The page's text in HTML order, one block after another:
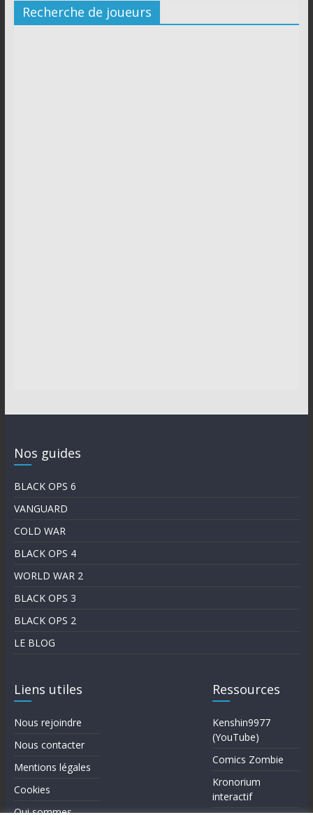
Recherche de joueurs
Nos guides
BLACK OPS 6
VANGUARD
COLD WAR
BLACK OPS 4
WORLD WAR 2
BLACK OPS 3
BLACK OPS 2
LE BLOG
Liens utiles
Nous rejoindre
Nous contacter
Mentions légales
Cookies
Qui sommes-
Ressources
Kenshin9977
(YouTube)
Comics Zombie
Kronorium
interactif